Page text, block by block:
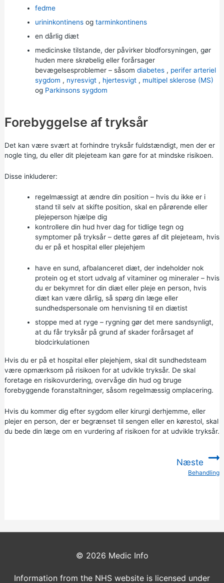
fedme
urininkontinensog tarminkontinens
en dårlig diæt
medicinske tilstande, der påvirker blodforsyningen, gør
huden mere skrøbelig eller forårsager
bevægelsesproblemer – såsom diabetes, perifer arteriel
sygdom , nyresvigt, hjertesvigt, multipel sklerose (MS)
og Parkinsons sygdom
Forebyggelse af tryksår
Det kan være svært at forhindre tryksår fuldstændigt, men der er
nogle ting, du eller dit plejeteam kan gøre for at mindske risikoen.
Disse inkluderer:
regelmæssigt at ændre din position – hvis du ikke er i
stand til selv at skifte position, skal en pårørende eller
plejeperson hjælpe dig
kontrollere din hud hver dag for tidlige tegn og
symptomer på tryksår – dette gøres af dit plejeteam, hvis
du er på et hospital eller plejehjem
have en sund, afbalanceret diæt, der indeholder nok
protein og et stort udvalg af vitaminer og mineraler – hvis
du er bekymret for din diæt eller pleje en person, hvis
diæt kan være dårlig, så spørg din læge eller
sundhedspersonale om henvisning til en diætist
stoppe med at ryge– rygning gør det mere sandsynligt,
at du får tryksår på grund af skader forårsaget af
blodcirkulationen
Hvis du er på et hospital eller plejehjem, skal dit sundhedsteam
være opmærksom på risikoen for at udvikle tryksår. De skal
foretage en risikovurdering, overvåge din hud og bruge
forebyggende foranstaltninger, såsom regelmæssig omplacering.
Hvis du kommer dig efter sygdom eller kirurgi derhjemme, eller
plejer en person, der er begrænset til sengen eller en kørestol, skal
du bede din læge om en vurdering af risikoen for at udvikle tryksår.
Næste
Behandling
© 2026 Medic Info
Information from the NHS website is licensed under